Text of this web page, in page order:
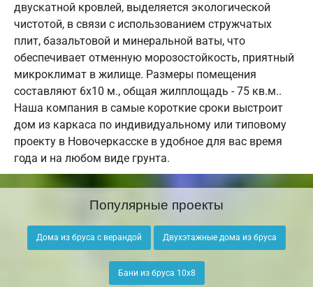
двускатной кровлей, выделяется экологической
чистотой, в связи с использованием стружчатых
плит, базальтовой и минеральной ваты, что
обеспечивает отменную морозостойкость, приятный
микроклимат в жилище. Размеры помещения
составляют 6х10 м., общая жилплощадь - 75 кв.м..
Наша компания в самые короткие сроки выстроит
дом из каркаса по индивидуальному или типовому
проекту в Новочеркасске в удобное для вас время
года и на любом виде грунта.
Популярные проекты
Дома из бруса с верандой Двухэтажные дома из бруса
Бани из бруса 10х8